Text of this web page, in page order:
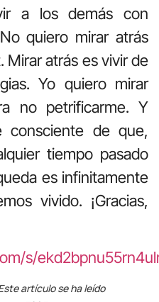
a los demás con
quiero mirar atrás
Mirar atrás es vivir de
Yo quiero mirar
no petrificarme. Y
consciente de que,
tiempo pasado
es infinitamente
vivido. ¡Gracias,
s/
artículo se ha leído